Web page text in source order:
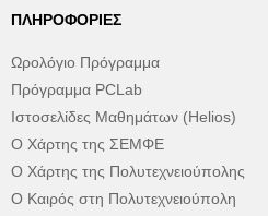
ΠΛΗΡΟΦΟΡΊΕΣ
Ωρολόγιο Πρόγραμμα
Πρόγραμμα PCLab
Ιστοσελίδες Μαθημάτων (Helios)
Ο Χάρτης της ΣΕΜΦΕ
Ο Χάρτης της Πολυτεχνειούπολης
Ο Καιρός στη Πολυτεχνειούπολη